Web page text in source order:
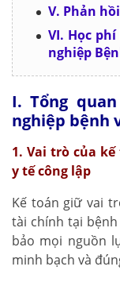
V. Phản
VI. Học
nghiệp
I. Tổng
nghiệp bệnh
1. Vai trò của
y tế công lập
Kế toán giữ vai
tài chính tại bệnh
bảo mọi nguồn
minh bạch và